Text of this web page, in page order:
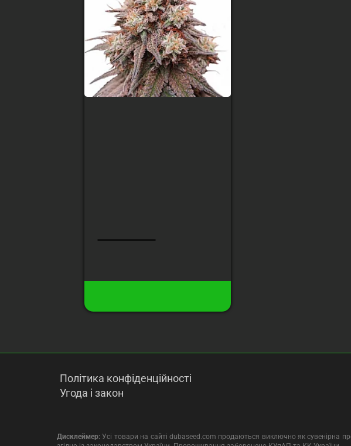
170 грн
Політика конфіденційності
Угода і закон
Дисклеймер: Усі товари на сайті dubaseed.com продаються виключно як сувенірна